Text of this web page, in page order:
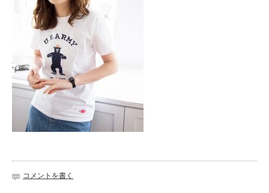
コメントを書く